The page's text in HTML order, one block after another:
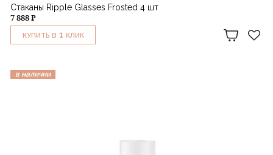
Стаканы Ripple Glasses Frosted 4 шт
7 888 ₽
КУПИТЬ В 1 КЛИК
в наличии